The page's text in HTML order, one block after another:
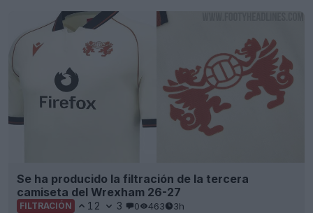
Se ha producido la filtración de la tercera
camiseta del Wrexham 26-27
FILTRACIÓN 12 3 0 463 3h